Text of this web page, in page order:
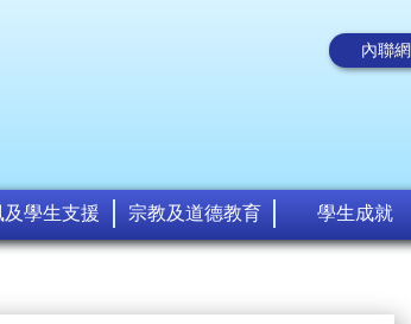
內聯網
及學生支援 宗教及道德教育 學生成就